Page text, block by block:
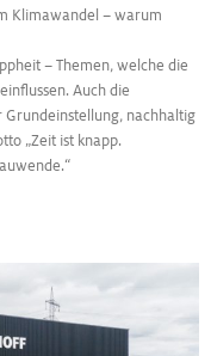
Klimawandel – warum
– Themen, welche die
Auch die
nachhaltig
„Zeit ist knapp.